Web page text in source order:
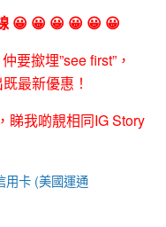
😀 😀 😀 😀 😀 😀
仲要撳埋”see first”，
最新優惠！
，睇我啲靚相同IG Story
用卡 (美國運通